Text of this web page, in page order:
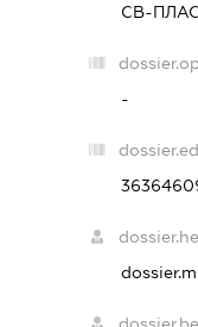
СВ-
-